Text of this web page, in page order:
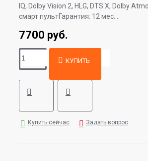
IQ, Dolby Vision 2, HLG, DTS:X, Dolby
смарт пультГарантия: 12 мес. ..
7700 руб.
КУПИТЬ
Купить сейчас Задать вопрос